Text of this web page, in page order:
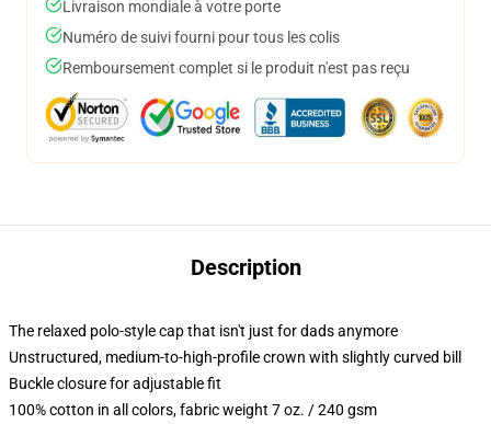
Livraison mondiale à votre porte
Numéro de suivi fourni pour tous les colis
Remboursement complet si le produit n'est pas reçu
Description
The relaxed polo-style cap that isn't just for dads anymore
Unstructured, medium-to-high-profile crown with slightly curved bill
Buckle closure for adjustable fit
100% cotton in all colors, fabric weight 7 oz. / 240 gsm